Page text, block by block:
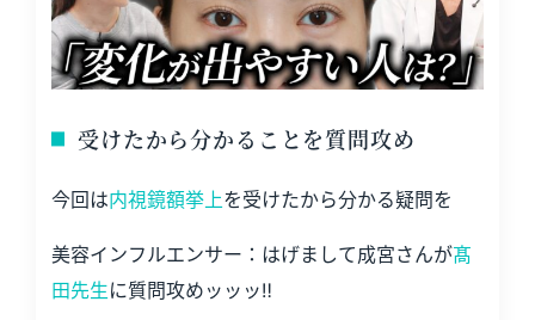
受けたから分かることを質問攻め
今回は内視鏡額挙上を受けたから分かる疑問を
美容インフルエンサー：はげまして成宮さんが髙
田先生に質問攻めッッッ‼️